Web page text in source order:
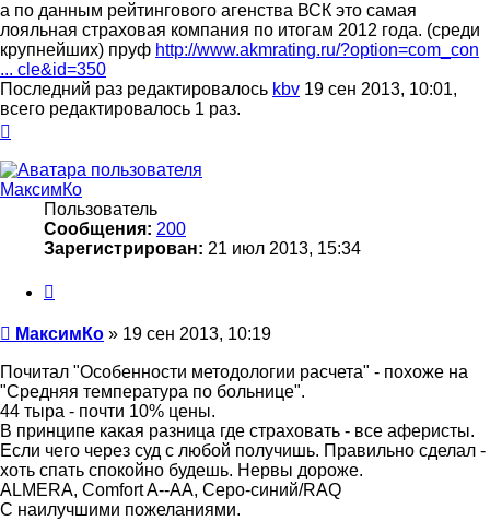
а по данным рейтингового агенства ВСК это самая
лояльная страховая компания по итогам 2012 года. (среди
крупнейших) пруф http://www.akmrating.ru/?option=com_con
... cle&id=350
Последний раз редактировалось kbv 19 сен 2013, 10:01,
всего редактировалось 1 раз.
началу
МаксимКо
Пользователь
Сообщения: 200
Зарегистрирован: 21 июл 2013, 15:34
Сообщение
МаксимКо » 19 сен 2013, 10:19
Почитал "Особенности методологии расчета" - похоже на
"Средняя температура по больнице".
44 тыра - почти 10% цены.
В принципе какая разница где страховать - все аферисты.
Если чего через суд с любой получишь. Правильно сделал -
хоть спать спокойно будешь. Нервы дороже.
ALMERA, Comfort A--AA, Серо-синий/RAQ
С наилучшими пожеланиями.